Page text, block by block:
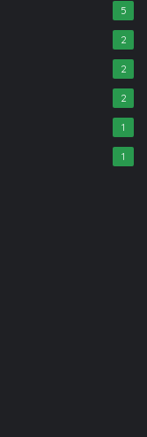
5
2
2
2
1
1